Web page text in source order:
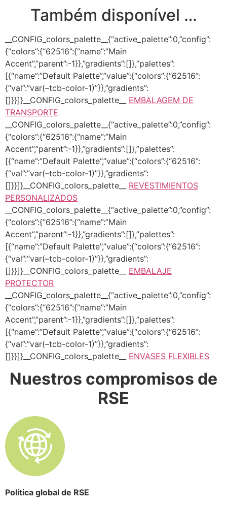
Também disponível …
__CONFIG_colors_palette__{“active_palette”:0,”config”:
{“colors”:{“62516”:{“name”:”Main
Accent”,”parent”:-1}},”gradients”:[]},”palettes”:
[{“name”:”Default Palette”,”value”:{“colors”:{“62516”:
{“val”:”var(–tcb-color-1)”}},”gradients”:
[]}}]}__CONFIG_colors_palette__ EMBALAGEM DE
TRANSPORTE
__CONFIG_colors_palette__{“active_palette”:0,”config”:
{“colors”:{“62516”:{“name”:”Main
Accent”,”parent”:-1}},”gradients”:[]},”palettes”:
[{“name”:”Default Palette”,”value”:{“colors”:{“62516”:
{“val”:”var(–tcb-color-1)”}},”gradients”:
[]}}]}__CONFIG_colors_palette__ REVESTIMIENTOS
PERSONALIZADOS
__CONFIG_colors_palette__{“active_palette”:0,”config”:
{“colors”:{“62516”:{“name”:”Main
Accent”,”parent”:-1}},”gradients”:[]},”palettes”:
[{“name”:”Default Palette”,”value”:{“colors”:{“62516”:
{“val”:”var(–tcb-color-1)”}},”gradients”:
[]}}]}__CONFIG_colors_palette__ EMBALAJE
PROTECTOR
__CONFIG_colors_palette__{“active_palette”:0,”config”:
{“colors”:{“62516”:{“name”:”Main
Accent”,”parent”:-1}},”gradients”:[]},”palettes”:
[{“name”:”Default Palette”,”value”:{“colors”:{“62516”:
{“val”:”var(–tcb-color-1)”}},”gradients”:
[]}}]}__CONFIG_colors_palette__ ENVASES FLEXIBLES
Nuestros compromisos de
RSE
Política global de RSE